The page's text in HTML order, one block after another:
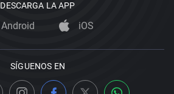
DESCARGA LA APP
Android iOS
SÍGUENOS EN